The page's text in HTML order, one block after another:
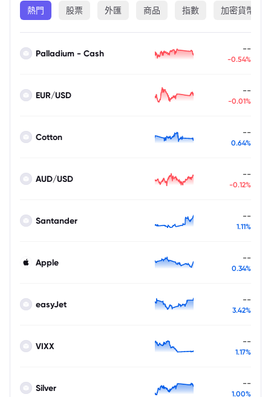
熱門 股票 外匯 商品 指數 加密貨幣
Palladium - Cash --
-0.54%
EUR/USD --
-0.01%
Cotton --
0.64%
AUD/USD --
-0.12%
Santander --
1.11%
Apple --
0.34%
easyJet --
3.42%
VIXX --
1.17%
Silver --
1.00%